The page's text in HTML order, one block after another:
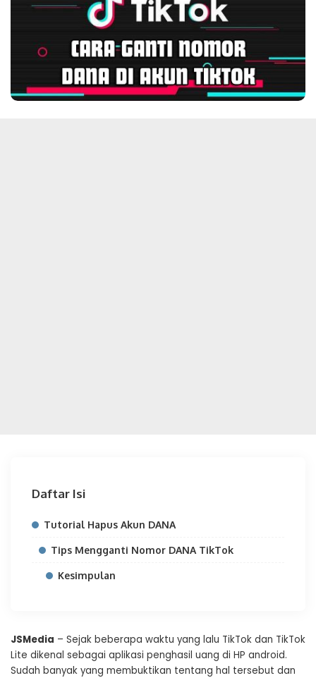
Daftar Isi
Tutorial Hapus Akun DANA
Tips Mengganti Nomor DANA TikTok
Kesimpulan
JSMedia – Sejak beberapa waktu yang lalu TikTok dan TikTok
Lite dikenal sebagai aplikasi penghasil uang di HP android.
Sudah banyak yang membuktikan tentang hal tersebut dan